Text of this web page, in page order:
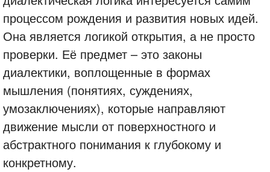
процессом рождения и развития новых идей.
Она является логикой открытия, а не просто
проверки. Её предмет – это законы
диалектики, воплощенные в формах
мышления (понятиях, суждениях,
умозаключениях), которые направляют
движение мысли от поверхностного и
абстрактного понимания к глубокому и
конкретному.